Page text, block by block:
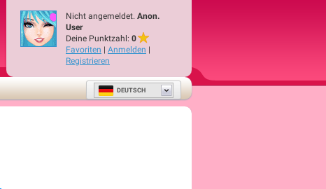
Nicht angemeldet. Anon.
User
Deine Punktzahl: 0
Favoriten | Anmelden |
Registrieren
DEUTSCH